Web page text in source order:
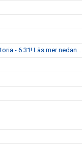
- 6.31! Läs mer nedan...